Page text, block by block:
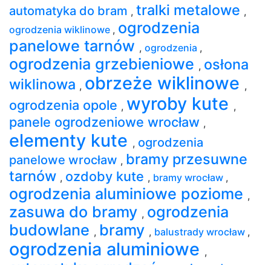
automatyka do bram , tralki metalowe ,
ogrodzenia wiklinowe , ogrodzenia
panelowe tarnów , ogrodzenia ,
ogrodzenia grzebieniowe , osłona
wiklinowa , obrzeże wiklinowe ,
ogrodzenia opole , wyroby kute ,
panele ogrodzeniowe wrocław ,
elementy kute , ogrodzenia
panelowe wrocław , bramy przesuwne
tarnów , ozdoby kute , bramy wrocław ,
ogrodzenia aluminiowe poziome ,
zasuwa do bramy , ogrodzenia
budowlane , bramy , balustrady wrocław ,
ogrodzenia aluminiowe ,